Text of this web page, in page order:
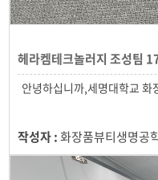
헤라켐테크놀러지 조성팀
작성자 :화장품뷰티생명공